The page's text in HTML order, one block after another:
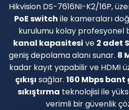
Hikvision DS-7616NI-K2/16P,
PoE switch ile kameraları
kurulumu kolay profesyonel
kanal kapasitesi ve 2 adet
geniş depolama alanı sunar. 8
kadar kayıt yapabilir ve HDMI
çıkışı sağlar. 160 Mbps
sıkıştırma teknolojisi ile
verimli bir güvenlik